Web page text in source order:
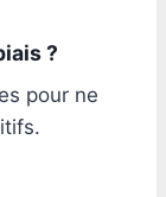
?
pour ne